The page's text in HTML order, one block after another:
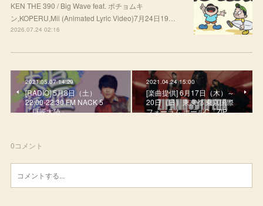
KEN THE 390 / Big Wave feat. ポチョムキ
ン,KOPERU,Mii (Animated Lyric Video)7月24日19…
2026.07.24 02:16
2021.05.07 14:29
[RADIO] 5月8日（土）
22:00-22:30 FM NACK 5
「巨匠大陸」
2021.04.24 15:00
[楽曲提供] 6月17日（木）～
20日（日）東京都 東京国際
フォーラム ホールC「ZIP…
0コメント